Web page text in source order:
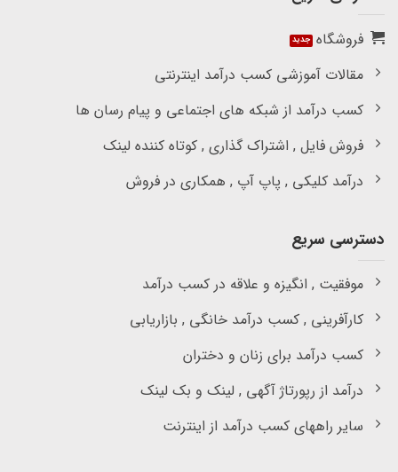
فروشگاه
مقالات آموزشی کسب درآمد اینترنتی
کسب درآمد از شبکه های اجتماعی و پیام رسان ها
فروش فایل , اشتراک گذاری , کوتاه کننده لینک
درآمد کلیکی , پاپ آپ , همکاری در فروش
دسترسی سریع
موفقیت , انگیزه و علاقه در کسب درآمد
کارآفرینی , کسب درآمد خانگی , بازاریابی
کسب درآمد برای زنان و دختران
درآمد از رپورتاژ آگهی , لینک و بک لینک
سایر راههای کسب درآمد از اینترنت